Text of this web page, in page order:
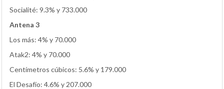
Socialité: 9.3% y 733.000
Antena 3
Los más: 4% y 70.000
Atak2: 4% y 70.000
Centímetros cúbicos: 5.6% y 179.000
El Desafío: 4.6% y 207.000